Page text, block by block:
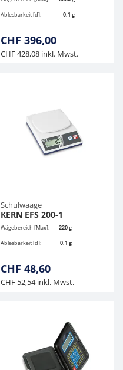
Ablesbarkeit [d]:
0,1 g
CHF 396,00
CHF 428,08 inkl. Mwst.
Schulwaage
KERN EFS 200-1
Wägebereich [Max]:
220 g
Ablesbarkeit [d]:
0,1 g
CHF 48,60
CHF 52,54 inkl. Mwst.